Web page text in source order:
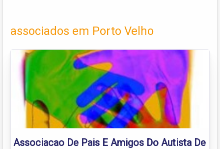
associados em Porto Velho
Associacao De Pais E Amigos Do Autista De